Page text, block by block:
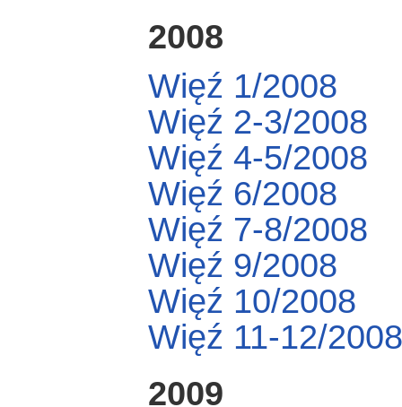
2008
Więź 1/2008
Więź 2-3/2008
Więź 4-5/2008
Więź 6/2008
Więź 7-8/2008
Więź 9/2008
Więź 10/2008
Więź 11-12/2008
2009